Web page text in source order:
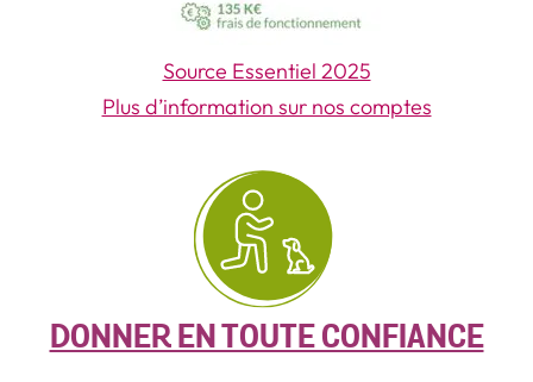
Source Essentiel 2025
Plus d’information sur nos comptes
DONNER EN TOUTE CONFIANCE